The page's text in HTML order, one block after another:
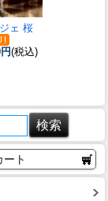
ェ 桜
(税込)
ート